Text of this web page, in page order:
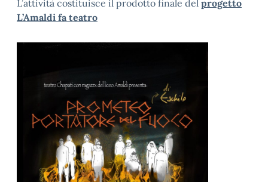
L’attività costituisce il prodotto finale del progetto
L’Amaldi fa teatro